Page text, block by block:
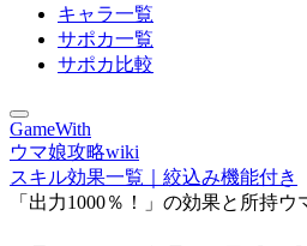
キャラ一覧
サポカ一覧
サポカ比較
GameWith
ウマ娘攻略wiki
スキル効果一覧｜絞込み機能付き
「出力1000％！」の効果と所持ウ